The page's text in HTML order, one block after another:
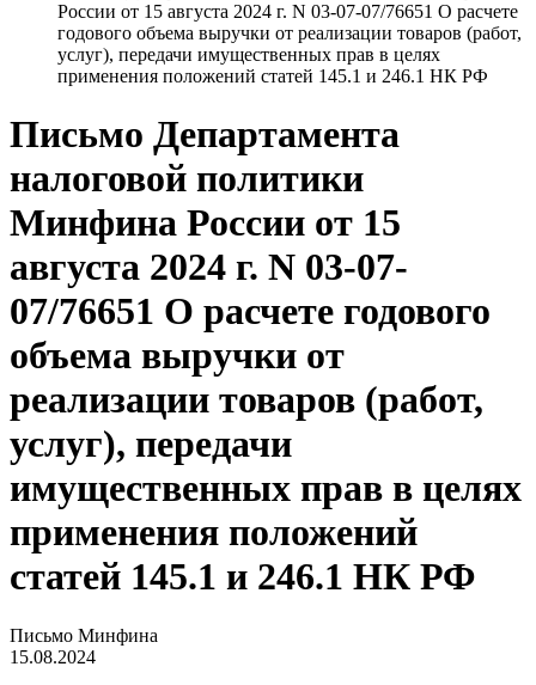
России от 15 августа 2024 г. N 03-07-07/76651 О расчете
годового объема выручки от реализации товаров (работ,
услуг), передачи имущественных прав в целях
применения положений статей 145.1 и 246.1 НК РФ
Письмо Департамента
налоговой политики
Минфина России от 15
августа 2024 г. N 03-07-
07/76651 О расчете годового
объема выручки от
реализации товаров (работ,
услуг), передачи
имущественных прав в целях
применения положений
статей 145.1 и 246.1 НК РФ
Письмо Минфина
15.08.2024